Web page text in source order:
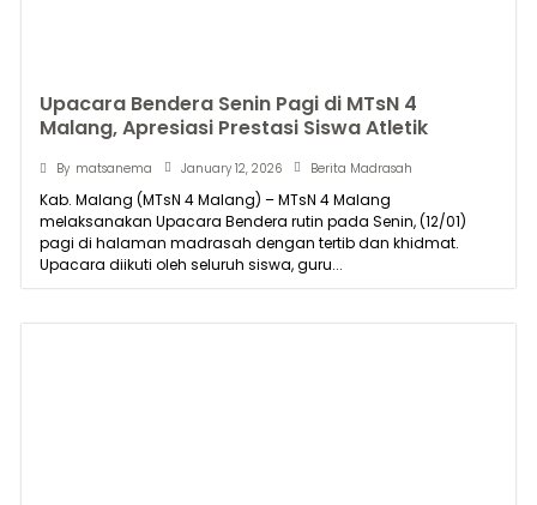
Upacara Bendera Senin Pagi di MTsN 4
Malang, Apresiasi Prestasi Siswa Atletik
By matsanema January 12, 2026 Berita Madrasah
Kab. Malang (MTsN 4 Malang) – MTsN 4 Malang
melaksanakan Upacara Bendera rutin pada Senin, (12/01)
pagi di halaman madrasah dengan tertib dan khidmat.
Upacara diikuti oleh seluruh siswa, guru...